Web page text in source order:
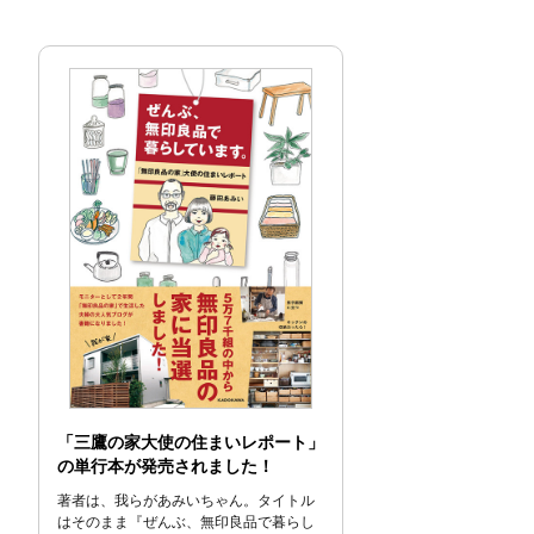
「三鷹の家大使の住まいレポート」
の単行本が発売されました！
著者は、我らがあみいちゃん。タイトル
はそのまま『ぜんぶ、無印良品で暮らし